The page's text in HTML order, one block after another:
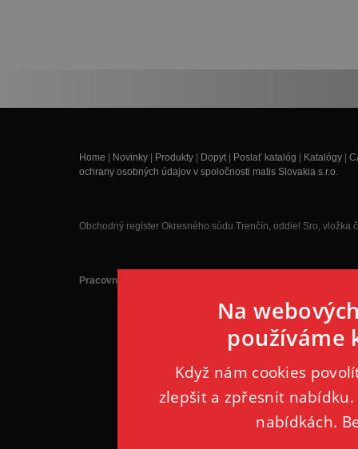
Home Novinky Produkty Dopyt| Poslať katalóg Katalógy
ochrany osobných údajov v spoločnosti matis Slovakia s.r.o.
Obchodný register Okresného súdu Trenčín, oddiel Sro, vložka
Pracovná doba je každý pracovný deň 8:00 - 16:00 hodin.
Na
používáme
Když nám cookies
zlepšit a zpřesnit
nabídkách.